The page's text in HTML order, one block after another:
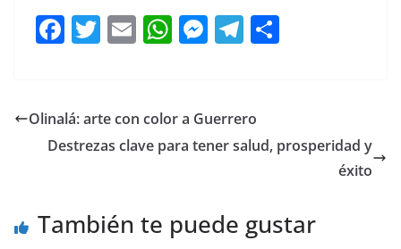
F
e
b
k
T
er
E
l
W
s
A
M
e
n
T
gr
a ar
Olinalá: arte con color a Guerrero
Destrezas clave para tener salud, prosperidad y
éxito
También te puede gustar